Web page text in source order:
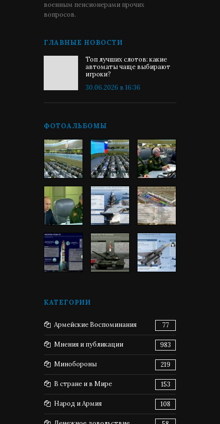
военным пенсионерами прочих
вопросов.
ГЛАВНЫЕ НОВОСТИ
Топ лучших слотов: какие
автоматы чаще выбирают
игроки?
30.06.2026 в 16:36
ФОТОАЛЬБОМЫ
КАТЕГОРИИ
Армейские Воспоминания 77
Мнения и публикации 983
Минобороны 219
В стране и в Мире 153
Народ и Армия 108